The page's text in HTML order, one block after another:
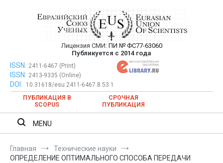
Евразийский Союз Ученых —
публикация научных статей в
ежемесячном научном журнале
Лицензия СМИ: ПИ № ФС77-63060
Публикуется с 2014 года
Евразийский Союз Ученых — публикация научных статей в
ежемесячном научном журнале
ISSN: 2411-6467 (Print)
ISSN: 2413-9335 (Online)
DOI:
10.31618/esu.2411-6467.8.53.1
ПУБЛИКАЦИЯ В
SCOPUS
СРОЧНАЯ
ПУБЛИКАЦИЯ
MENU
Главная
Технические науки
ОПРЕДЕЛЕНИЕ ОПТИМАЛЬНОГО СПОСОБА ПЕРЕДАЧИ